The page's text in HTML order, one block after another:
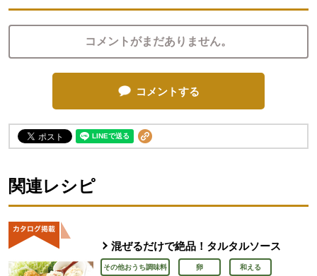
コメントがまだありません。
コメントする
関連レシピ
混ぜるだけで絶品！タルタルソース
その他おうち調味料 卵 和える